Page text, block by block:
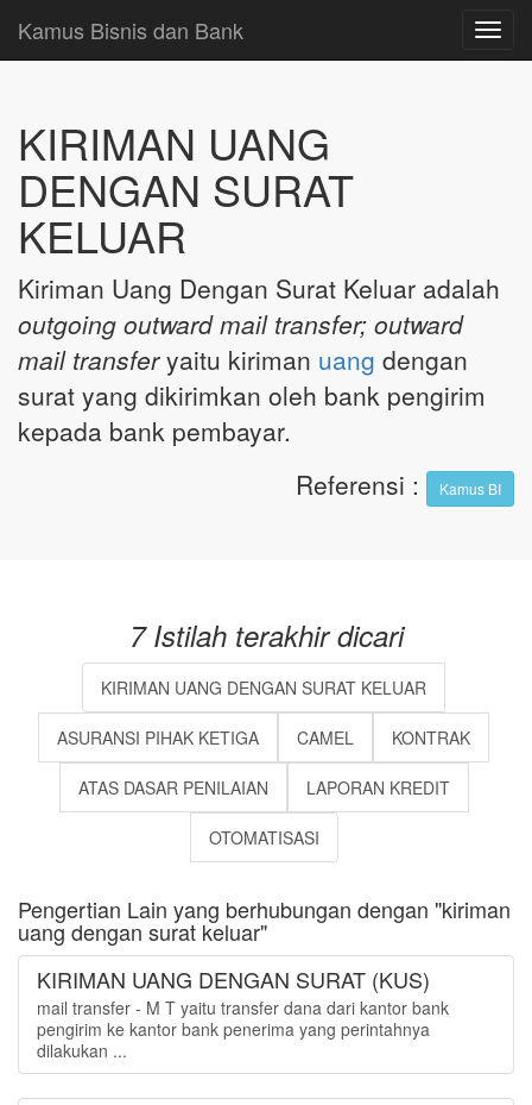
Kamus Bisnis dan Bank
KIRIMAN UANG
DENGAN SURAT
KELUAR
Kiriman Uang Dengan Surat Keluar adalah
outgoing outward mail transfer; outward
mail transferyaitu kiriman uang dengan
surat yang dikirimkan oleh bank pengirim
kepada bank pembayar.
Referensi : Kamus BI
7 Istilah terakhir dicari
KIRIMAN UANG DENGAN SURAT KELUAR
ASURANSI PIHAK KETIGA CAMEL KONTRAK
ATAS DASAR PENILAIAN LAPORAN KREDIT
OTOMATISASI
Pengertian Lain yang berhubungan dengan "kiriman
uang dengan surat keluar"
KIRIMAN UANG DENGAN SURAT (KUS)
mail transfer - M T yaitu transfer dana dari kantor bank
pengirim ke kantor bank penerima yang perintahnya
dilakukan ...